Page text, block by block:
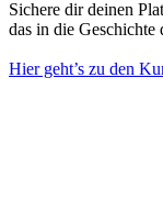
Sichere dir deinen
das in die Geschichte
Hier geht’s zu den